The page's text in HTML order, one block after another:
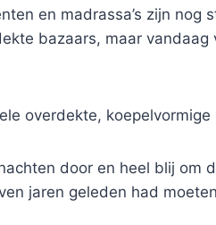
en madrassa’s zijn
bazaars, maar
overdekte, koepelvormige
door en heel blij om
jaren geleden had